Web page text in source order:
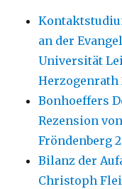
an der
Universität
Herzogenrath
Bonhoeffers
Rezension
Fröndenberg
Bilanz der
Christoph